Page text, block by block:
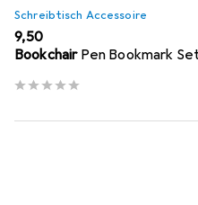
Schreibtisch Accessoire
EUR
9,50
Bookchair Pen Bookmark